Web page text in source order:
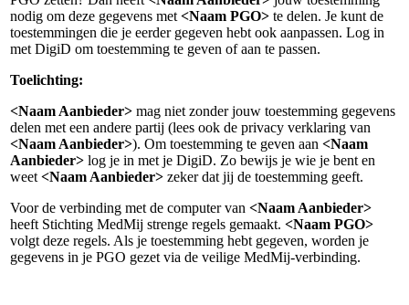
nodig om deze gegevens met <Naam PGO> te delen. Je kunt de
toestemmingen die je eerder gegeven hebt ook aanpassen. Log in
met DigiD om toestemming te geven of aan te passen.
Toelichting:
<Naam Aanbieder> mag niet zonder jouw toestemming gegevens
delen met een andere partij (lees ook de privacy verklaring van
<Naam Aanbieder>). Om toestemming te geven aan <Naam
Aanbieder> log je in met je DigiD. Zo bewijs je wie je bent en
weet <Naam Aanbieder> zeker dat jij de toestemming geeft.
Voor de verbinding met de computer van <Naam Aanbieder>
heeft Stichting MedMij strenge regels gemaakt. <Naam PGO>
volgt deze regels. Als je toestemming hebt gegeven, worden je
gegevens in je PGO gezet via de veilige MedMij-verbinding.